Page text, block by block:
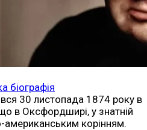
біографія
30 листопада 1874 року в
в Оксфордширі, у знатній
американським корінням.